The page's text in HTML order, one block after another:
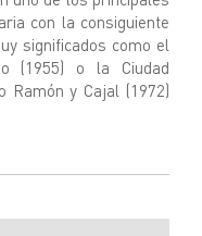
con la consiguiente
significados como el
(1955) o la Ciudad
Ramón y Cajal (1972)